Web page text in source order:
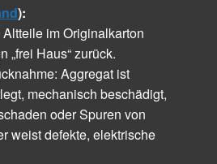
):
im Originalkarton
„frei Haus“ zurück.
Aggregat ist
mechanisch beschädigt,
oder Spuren von
weist defekte, elektrische